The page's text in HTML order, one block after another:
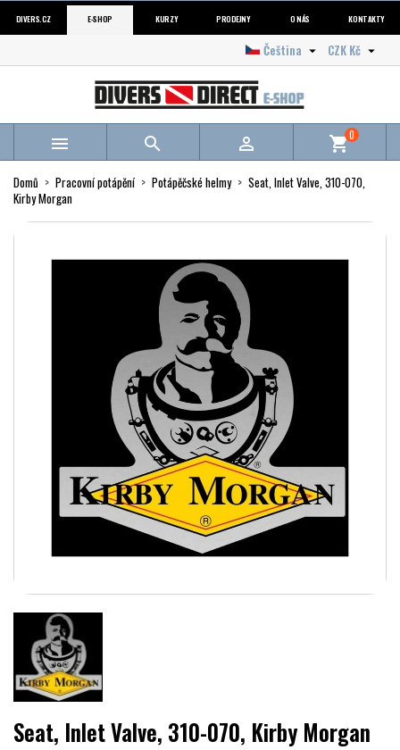
DIVERS.CZ E-SHOP KURZY PRODEJNY O NÁS KONTAKTY
CZK Kč 
Čeština 
   shopping_cart0
Domů Pracovní potápění Potápěčské helmy
Seat, Inlet Valve, 310-070,
Kirby Morgan
Seat, Inlet Valve, 310-070, Kirby Morgan